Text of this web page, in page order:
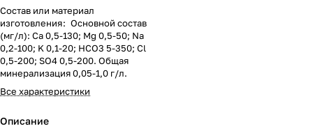
Состав или материал
изготовления: Основной состав
(мг/л): Ca 0,5-130; Mg 0,5-50; Na
0,2-100; K 0,1-20; HCO3 5-350; Cl
0,5-200; SO4 0,5-200. Общая
минерализация 0,05-1,0 г/л.
Все характеристики
Описание